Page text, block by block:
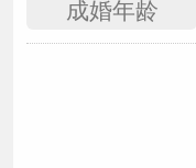
成婚年龄